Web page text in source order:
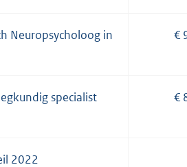
Neuropsycholoog in
€
specialist
€
2022